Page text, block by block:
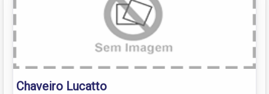
Chaveiro Lucatto